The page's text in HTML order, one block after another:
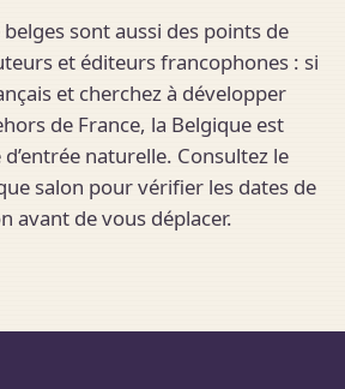
sont aussi des points de
et éditeurs francophones : si
et cherchez à développer
de France, la Belgique est
naturelle. Consultez le
salon pour vérifier les dates de
avant de vous déplacer.